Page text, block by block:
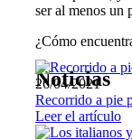
ser al menos un
¿Cómo
Noticias
26/04/2021
Recorrido a pie
Leer el artículo